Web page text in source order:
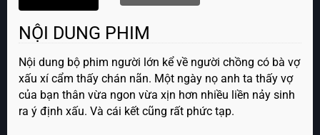
NỘI DUNG PHIM
Nội dung bộ phim người lớn kể về người chồng có bà vợ
xấu xí cẩm thấy chán nãn. Một ngày nọ anh ta thấy vợ
của bạn thân vừa ngon vừa xịn hơn nhiều liền nảy sinh
ra ý định xấu. Và cái kết cũng rất phức tạp.